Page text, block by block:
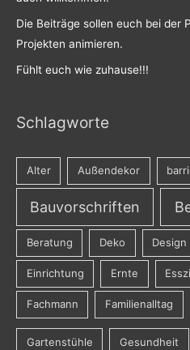
Die Beiträge sollen euch bei der
Projekten animieren.
Fühlt euch wie zuhause!!!
Schlagworte
Alter Außendekor
Bauvorschriften
Beratung Deko Design
Einrichtung Ernte
Fachmann Familienalltag
Gartenstühle Gesundheit